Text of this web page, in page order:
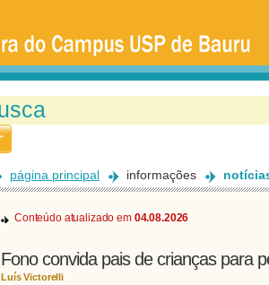
página principal informações
Conteúdo atualizado em 04.08.2026
Fono convida pais de crianças para
Luís Victorelli